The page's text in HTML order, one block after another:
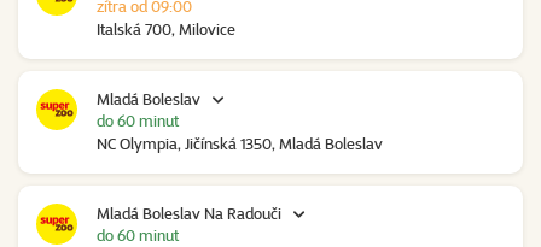
Italská 700, Milovice
zítra od 09:00
Mladá Boleslav
NC Olympia, Jičínská 1350, Mladá Boleslav
do 60 minut
Mladá Boleslav Na Radouči
do 60 minut